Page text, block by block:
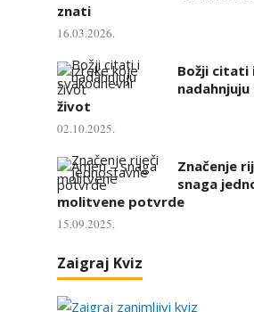
znati
16.03.2026.
Božji citati
život
02.10.2025.
Značenje
snaga
molitvene potvrde
15.09.2025.
Zaigraj Kviz